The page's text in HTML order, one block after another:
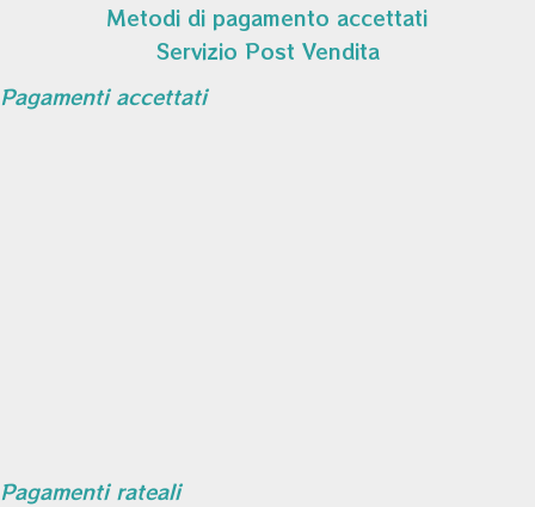
Metodi di pagamento accettati
Servizio Post Vendita
Pagamenti accettati
Pagamenti rateali